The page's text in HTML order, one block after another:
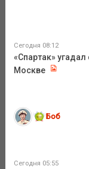
Сегодня 08:12
«Спартак»
Москве
Боб
Сегодня 05:55